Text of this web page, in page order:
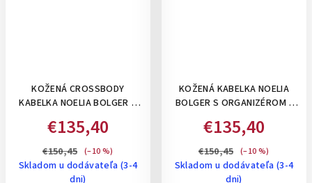
KOŽENÁ CROSSBODY
KABELKA NOELIA BOLGER S
PERFOROVANÝM VZOROM-
ČERVENÁ
€135,40
€150,45 (–10 %)
Skladom u dodávateľa (3-4
dni)
KOŽENÁ KABELKA NOELIA
BOLGER S ORGANIZÉROM -
€135,40
€150,45 (–10 %)
Skladom u dodávateľa (3-4
dni)